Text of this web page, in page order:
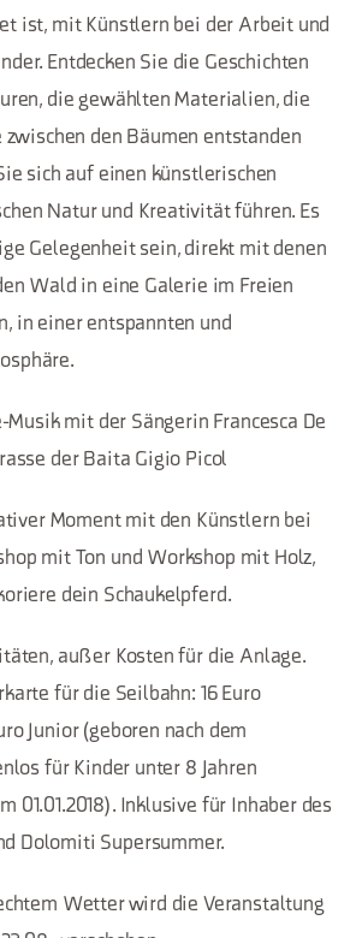
ist, mit Künstlern bei der Arbeit und
Entdecken Sie die Geschichten
die gewählten Materialien, die
zwischen den Bäumen entstanden
sich auf einen künstlerischen
Natur und Kreativität führen. Es
Gelegenheit sein, direkt mit denen
Wald in eine Galerie im Freien
in einer entspannten und
Musik mit der Sängerin Francesca De
der Baita Gigio Picol
Moment mit den Künstlern bei
mit Ton und Workshop mit Holz,
dein Schaukelpferd.
außer Kosten für die Anlage.
für die Seilbahn: 16 Euro
Junior (geboren nach dem
für Kinder unter 8 Jahren
01.01.2018). Inklusive für Inhaber des
Dolomiti Supersummer.
Wetter wird die Veranstaltung